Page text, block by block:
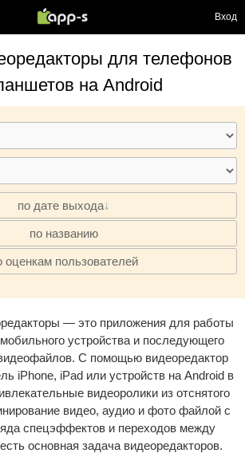
Вход
для телефонов
на Android
по дате выхода
по названию
оценкам пользователей
— это приложения для работы
устройства и последующего
С помощью видеоредактор
iPhone, iPad или устройств на Android в
видеоролики из отснятого
видео, аудио и фото файлой с
спецэффектов и переходов между
основная задача видеоредакторов.